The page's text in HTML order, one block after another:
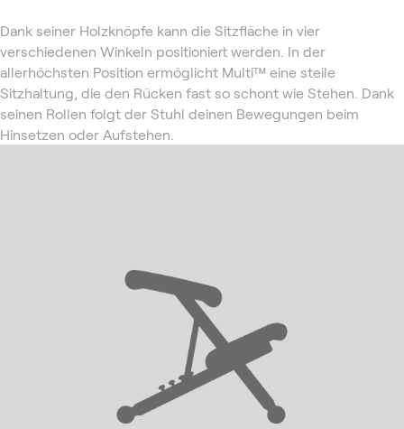
Dank seiner Holzknöpfe kann die Sitzfläche in vier
verschiedenen Winkeln positioniert werden. In der
allerhöchsten Position ermöglicht Multi™ eine steile
Sitzhaltung, die den Rücken fast so schont wie Stehen. Dank
seinen Rollen folgt der Stuhl deinen Bewegungen beim
Hinsetzen oder Aufstehen.